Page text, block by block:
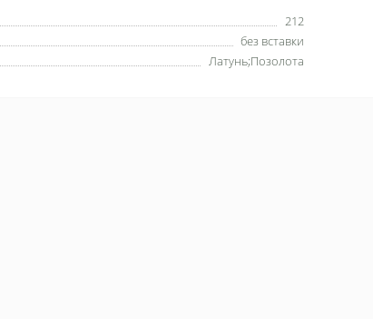
212
без вставки
Латунь;Позолота